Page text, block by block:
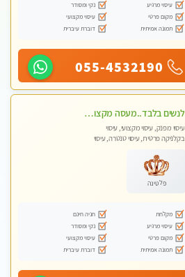
עיסוי מרגיע
נקי ומסודר
מקום פרטי
עיסוי מקצועי
תמונה אמיתית
דוברת עיברית
055-4532190
לנשים בלבד..מעסה מקצועי לנשים בלבד לעיסוי מרגיע ומפנק VIP-מומלץ לחלוטין! פרטי! ​​​​​​
עיסוי מפנק, עיסוי מקצועי, עיסוי
בקלניקה פרטית, עיסוי טנטרה, עיסוי
פלטינה
מקלחת
חניה חינם
עיסוי מרגיע
נקי ומסודר
מקום פרטי
עיסוי מקצועי
תמונה אמיתית
דוברת עיברית